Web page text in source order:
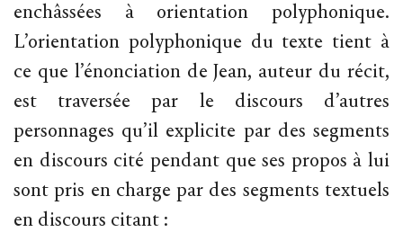
enchâssées à orientation polyphonique.
L’orientation polyphonique du texte tient à
ce que l’énonciation de Jean, auteur du récit,
est traversée par le discours d’autres
personnages qu’il explicite par des segments
en discours cité pendant que ses propos à lui
sont pris en charge par des segments textuels
en discours citant :